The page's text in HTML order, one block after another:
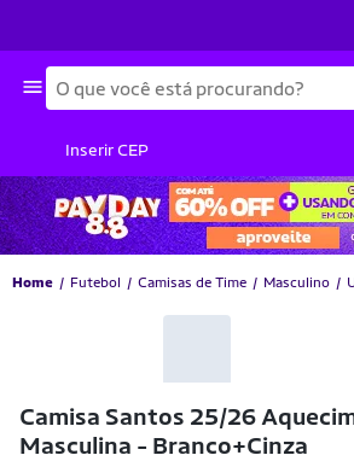
Busca
Inserir CEP
Home Futebol Camisas de Time Masculino
Camisa Santos 25/26
Masculina - Branco+Cinza
-48% OFF